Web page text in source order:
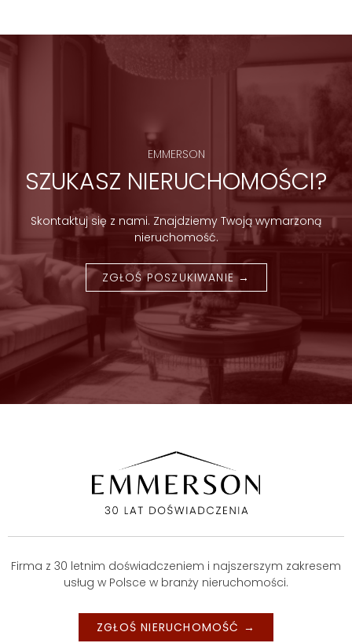
EMMERSON
SZUKASZ NIERUCHOMOŚCI?
Skontaktuj się z nami. Znajdziemy Twoją wymarzoną
nieruchomość.
ZGŁOŚ POSZUKIWANIE →
Firma z 30 letnim doświadczeniem i najszerszym zakresem
usług w Polsce w branży nieruchomości.
ZGŁOŚ NIERUCHOMOŚĆ →